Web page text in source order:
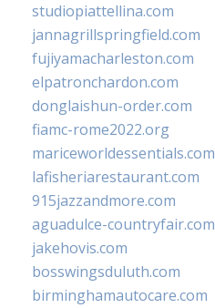
studiopiattellina.com
jannagrillspringfield.com
fujiyamacharleston.com
elpatronchardon.com
donglaishun-order.com
fiamc-rome2022.org
mariceworldessentials.com
lafisheriarestaurant.com
915jazzandmore.com
aguadulce-countryfair.com
jakehovis.com
bosswingsduluth.com
birminghamautocare.com